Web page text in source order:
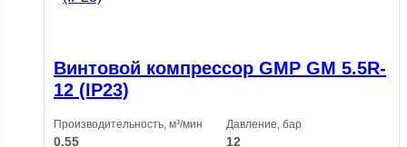
Винтовой компрессор GMP GM 5.5R-
12 (IP23)
Производительность, м³/мин
0.55
Давление, бар
12